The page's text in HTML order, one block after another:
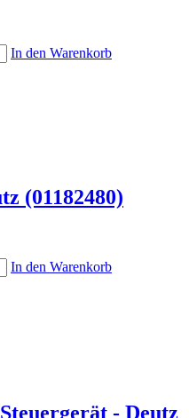
In den Warenkorb
(01182480)
In den Warenkorb
- Deutz